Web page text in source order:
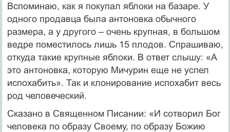
Вспоминаю, как я покупал яблоки на базаре. У
одного продавца была антоновка обычного
размера, а у другого – очень крупная, в большом
ведре поместилось лишь 15 плодов. Спрашиваю,
откуда такие крупные яблоки. В ответ слышу: «А
это антоновка, которую Мичурин еще не успел
испохабить». Так и клонирование испохабит весь
род человеческий.
Сказано в Священном Писании: «И сотворил Бог
человека по образу Своему, по образу Божию